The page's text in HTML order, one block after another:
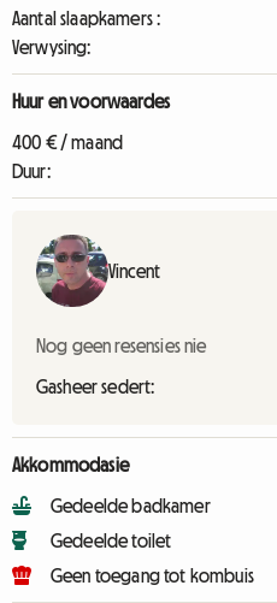
Aantal slaapkamers :
Verwysing:
Huur en voorwaardes
400 € / maand
Duur:
Vincent
Nog geen resensies nie
Gasheer sedert:
Akkommodasie
Gedeelde badkamer
Gedeelde toilet
Geen toegang tot kombuis